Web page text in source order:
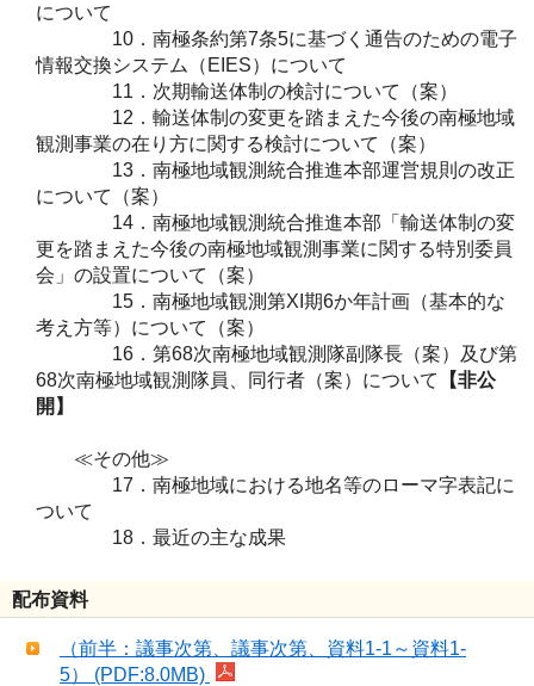
について
10．南極条約第7条5に基づく通告のための電子
情報交換システム（EIES）について
11．次期輸送体制の検討について（案）
12．輸送体制の変更を踏まえた今後の南極地域
観測事業の在り方に関する検討について（案）
13．南極地域観測統合推進本部運営規則の改正
について（案）
14．南極地域観測統合推進本部「輸送体制の変
更を踏まえた今後の南極地域観測事業に関する特別委員
会」の設置について（案）
15．南極地域観測第XI期6か年計画（基本的な
考え方等）について（案）
16．第68次南極地域観測隊副隊長（案）及び第
68次南極地域観測隊員、同行者（案）について
【非公
開】
≪その他≫
17．南極地域における地名等のローマ字表記に
ついて
18．最近の主な成果
配布資料
（前半：議事次第、議事次第、資料1-1～資料1-
5） (PDF:8.0MB)